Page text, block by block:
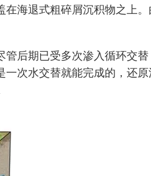
海退式粗碎屑沉积物之上
后期已受多次渗入循环交
次水交替就能完成的，还